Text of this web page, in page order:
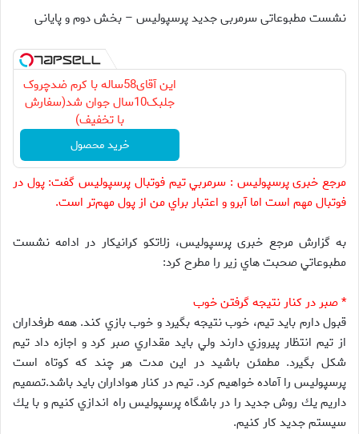
نشست مطبوعاتی سرمربی جدید پرسپولیس – بخش دوم و پایانی
این آقای58ساله با کرم ضدچروک
جلبک10سال جوان شد(سفارش
با تخفیف)
خرید محصول
مرجع خبری پرسپولیس : سرمربي تيم فوتبال پرسپوليس گفت: پول در
فوتبال مهم است اما آبرو و اعتبار براي من از پول مهم‌تر است.
به گزارش مرجع خبری پرسپولیس، زلاتكو كرانيكار در ادامه نشست
مطبوعاتي صحبت هاي زير را مطرح كرد:
* صبر در كنار نتيجه گرفتن خوب
قبول دارم بايد تيم، خوب نتيجه بگيرد و خوب بازي كند. همه طرفداران
از تيم انتظار پيروزي دارند ولي بايد مقداري صبر كرد و اجازه داد تيم
شكل بگيرد. مطمئن باشيد در اين مدت هر چند كه كوتاه است
پرسپوليس را آماده خواهيم كرد. تيم در كنار هواداران بايد باشد.تصميم
داريم يك روش جديد را در باشگاه پرسپوليس راه اندازي كنيم و با يك
سيستم جديد كار كنيم.